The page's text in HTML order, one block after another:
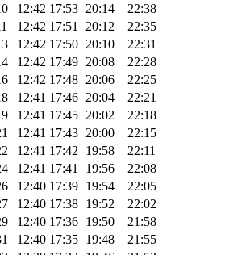
12:42 17:53 20:14
22:38
12:42 17:51 20:12
22:35
12:42 17:50 20:10
22:31
12:42 17:49 20:08
22:28
12:42 17:48 20:06
22:25
12:41 17:46 20:04
22:21
12:41 17:45 20:02
22:18
12:41 17:43 20:00
22:15
12:41 17:42 19:58
22:11
12:41 17:41 19:56
22:08
12:40 17:39 19:54
22:05
12:40 17:38 19:52
22:02
12:40 17:36 19:50
21:58
12:40 17:35 19:48
21:55